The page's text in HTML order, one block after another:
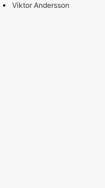
Viktor Andersson